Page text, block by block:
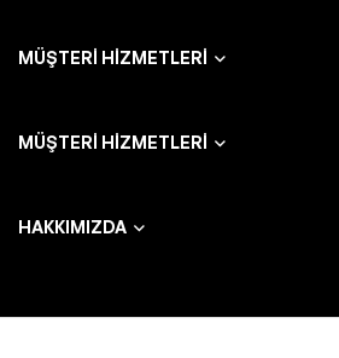
MÜŞTERI HIZMETLERI
MÜŞTERI HIZMETLERI
HAKKIMIZDA